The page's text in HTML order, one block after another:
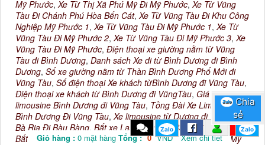
Zalo
Zalo
Chia
sẻ
Mỹ Phước,Xe Từ Thị Xã Phú Mỹ Đi Mỹ Phước,Xe Từ Vũng
Tàu Đi Chánh Phú Hòa Bến Cát,Xe Từ Vũng Tàu Đi Khu Công
Nghiệp Mỹ Phước 1,Xe Từ Vũng Tàu Đi Mỹ Phước 1,Xe Từ
Vũng Tàu Đi Mỹ Phước 2,Xe Từ Vũng Tàu Đi Mỹ Phước 3,Xe
Vũng Tàu Đi Mỹ Phước, Điện thoại xe giường nằm từ Vũng
Tàu đi Bình Dương, Danh sách Xe đi từ Bình Dương đi Bình
Dương, Số xe giường nằm từ Thàn Bình Dương Phố Mới đi
Vũng Tàu, Số điện thoại Xe khách từBình Dương đi Vũng Tàu,
Điện thoại xe khách từ Bình Dương đi VũngTàu, Giá cước Xe
limousine Bình Dương đi Vũng Tàu, Tồng Đài Xe Limousine
Bình Dương Đi Vũng Tàu,Xe limousine từ Dương đi Vũng Tàu
Bà Rịa Đi Bàu Bàng, Bắt xe Lai Hưng Bàu Bàng Đi Vũng Tàu,
Bắt Xe Lai Khê Bàu Bàng Đi Vũng Tàu,Bắt Xe Limousine Mỹ
Zalo
Zalo
Chia
sẻ
Giỏ hàng : 0 mặt hàng Tổng : 0 VND Xem chi tiết